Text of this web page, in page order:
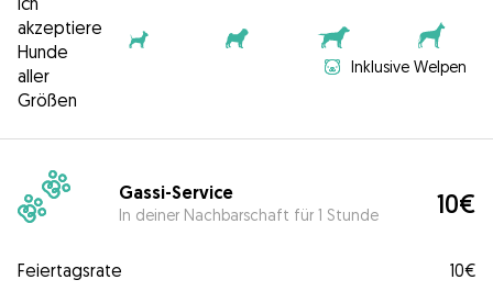
akzeptiere
Hunde
aller
Größen
Inklusive Welpen
Gassi-Service
In deiner Nachbarschaft für 1 Stunde 10€
Feiertagsrate
10€